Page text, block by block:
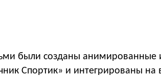
были созданы анимированные
Спортик» и интегрированы на